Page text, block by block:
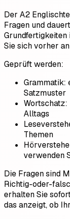
Der A2
Fragen und
Grundfertigkeiten
Sie sich vorher
Geprüft werden:
Grammatik:
Satzmuster
Wortschatz:
Alltags
Themen
verwenden
Die Fragen sind
Richtig-oder-
erhalten Sie
das anzeigt, ob